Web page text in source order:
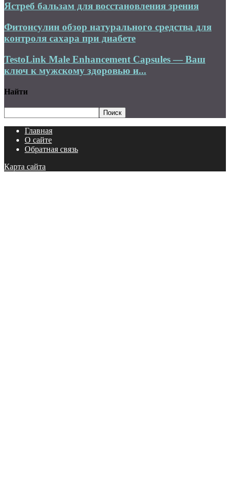
Ястреб бальзам для восстановления зрения
Фитонсулин обзор натурального средства для
контроля сахара при диабете
TestoLink Male Enhancement Capsules — Ваш
ключ к мужскому здоровью и...
Найти
Главная
О сайте
Обратная связь
Карта сайта